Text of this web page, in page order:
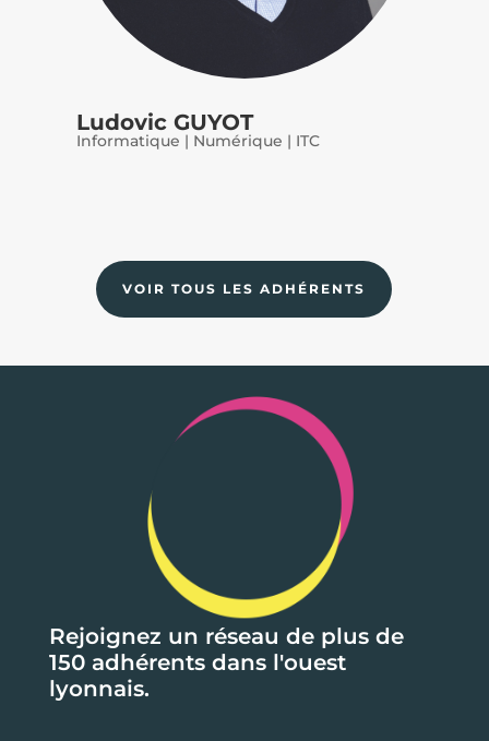
Ludovic GUYOT
Informatique | Numérique | ITC
VOIR TOUS LES ADHÉRENTS
Rejoignez un réseau de plus de
150 adhérents dans l'ouest
lyonnais.